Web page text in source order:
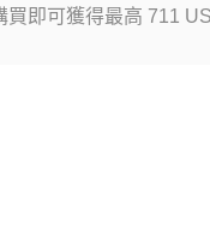
即可獲得最高 711